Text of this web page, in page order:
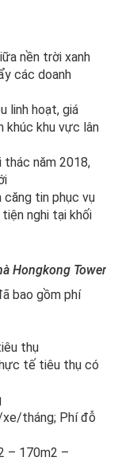
nền trời xanh
các doanh
linh hoạt, giá
khúc khu vực lân
thác năm 2018,
căng tin phục vụ
nghi tại khối
Hongkong Tower
bao gồm phí
thụ
tế tiêu thụ có
tháng; Phí đỗ
– 170m2 –